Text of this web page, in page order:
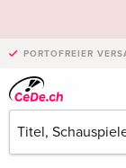
PORTOFREIER